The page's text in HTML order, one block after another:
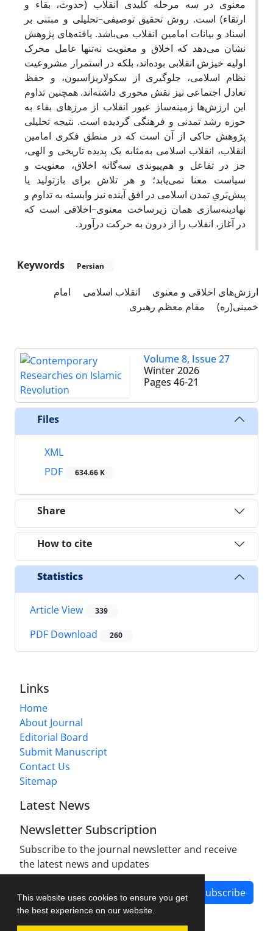
This website uses cookies to ensure you get
the best experience on our website.
معنوی در سه مرحله کلیدی انقلاب (حدوث، بقاء و
ارتقاء) است. روش تحقیق توصیفی–تحلیلی و مبتنی بر
اسناد و بیانات امامین انقلاب می‌باشد. یافته‌های پژوهش
نشان می‌دهد که اخلاق و معنویت نه‌تنها عامل محرک
اولیه خیزش انقلابی بوده‌اند، بلکه در استمرار مشروعیت
نظام اسلامی، جلوگیری از سکولاریزاسیون، و حفظ
تعادل اجتماعی نیز نقش محوری داشته‌اند. همچنین تداوم
این ارزش‌ها زمینه‌ساز عبور انقلاب از مرزهای بقاء به
حوزه رشد تمدنی و فرهنگی گردیده است. نتیجه تحلیلی
پژوهش حاکی از آن است که در منطق فکری امامین
انقلاب، انقلاب اسلامی به‌مثابه یک پدیده تاریخی و الهی،
جز در تفاعل و هم‌پیوندی سه‌گانه اخلاق، معنویت و
سیاست معنا نمی‌یابد؛ و هر تلاش برای بازتولید یا
پیش‌بَریِ تمدن اسلامی در افق آینده نیز وابسته به تداوم و
نهادینه‌سازی همان زیرساخت معنوی–اخلاقی است که
در آغاز، انقلاب را از درون به حرکت درآورد.
Keywords Persian
ارزش‌های اخلاقی و معنوی انقلاب اسلامی
امام
خمینی(ره)
مقام معظم رهبری
Volume 8, Issue 27
Winter 2026
Pages 46-21
Files
XML
PDF
634.66 K
Share
How to cite
Statistics
Article View 339
PDF Download 260
Links
Home
About Journal
Editorial Board
Submit Manuscript
Contact Us
Sitemap
Latest News
Newsletter Subscription
Subscribe to the journal newsletter and receive
the latest news and updates
Subscribe